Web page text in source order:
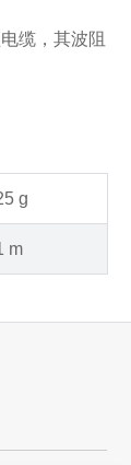
缆，其波阻
g
m